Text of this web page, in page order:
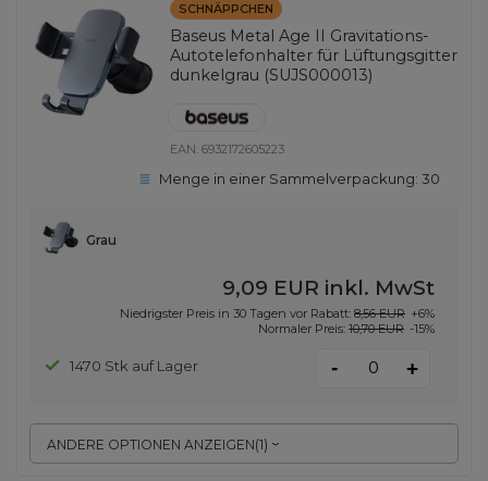
SCHNÄPPCHEN
Baseus Metal Age II Gravitations-
Autotelefonhalter für Lüftungsgitter
dunkelgrau (SUJS000013)
EAN:6932172605223
Menge in einer Sammelverpackung:30
ANDERE OPTIONEN ANZEIGEN(1)
Grau
9,09 EUR inkl. MwSt
Niedrigster Preis in 30 Tagen vor Rabatt: 8,56 EUR +6%
Normaler Preis: 10,70 EUR -15%
1470 Stk auf Lager - +